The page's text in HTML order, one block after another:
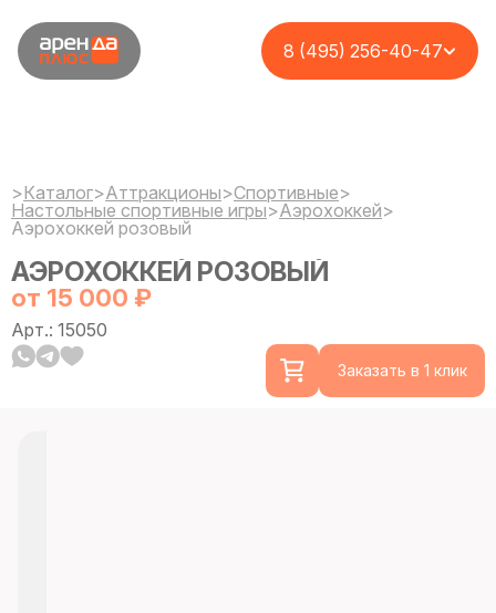
8 (495) 256-40-47
>Каталог>Аттракционы>Спортивные>
Настольные спортивные игры>Аэрохоккей>
Аэрохоккей розовый
АЭРОХОККЕЙ РОЗОВЫЙ
от 15 000 ₽
Арт.: 15050
Заказать в 1 клик